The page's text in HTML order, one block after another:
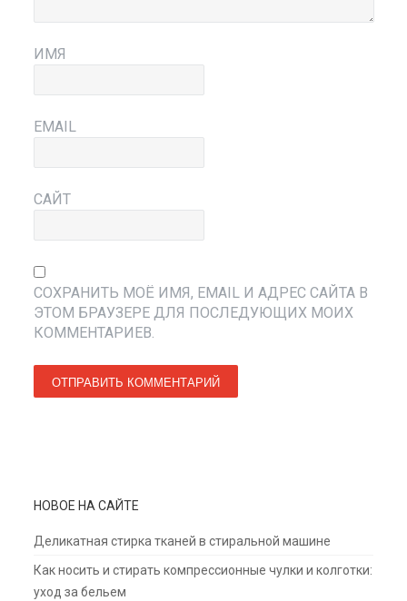
ИМЯ
EMAIL
САЙТ
СОХРАНИТЬ МОЁ ИМЯ, EMAIL И АДРЕС САЙТА В
ЭТОМ БРАУЗЕРЕ ДЛЯ ПОСЛЕДУЮЩИХ МОИХ
КОММЕНТАРИЕВ.
НОВОЕ НА САЙТЕ
Деликатная стирка тканей в стиральной машине
Как носить и стирать компрессионные чулки и колготки:
уход за бельем